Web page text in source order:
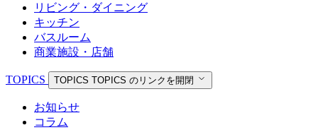
リビング・ダイニング
キッチン
バスルーム
商業施設・店舗
TOPICS TOPICS TOPICS のリンクを開閉
お知らせ
コラム